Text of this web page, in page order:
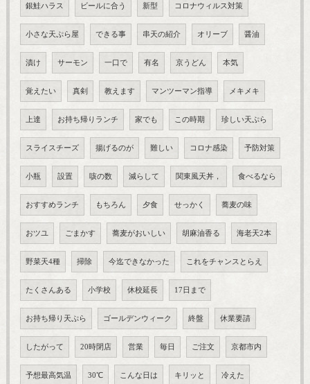
銀鮭ハラス ビールに合う 新型 コロナウィルス対策
小さな天ぷら屋 できる事 串天の紹介 オリーブ 醤油
漬け サーモン 一口で 有名 京うどん 本気
覚えたい 真剣 教えます マンツーマン指導 メキメキ
上達 お持ち帰りランチ 家でも この時期 珍しい天ぷら
スライスチーズ 揚げるのが 難しい コロナ感染 予防対策
小瓶 設置 咳の数 減らして 関東風天丼， 食べるなら
おすすめランチ もちろん 夕食 せっかく 蕎麦の味
おツユ ごまかす 蕎麦がおいしい 胡麻油香る 海老天2本
野菜天4種 掃除 今迄できなかった これをチャンスとらえ
たくさんある 小学校 休校延長 17日まで
お持ち帰り天ぷら ゴールデンウィーク 終盤 休業要請
したがって 20時閉店 営業 毎日 ご注文 京都市内
予想最高気温 30℃ こんな日は キリッと 冷えた